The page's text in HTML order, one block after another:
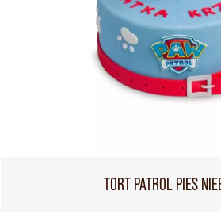
TORT PATROL PIES